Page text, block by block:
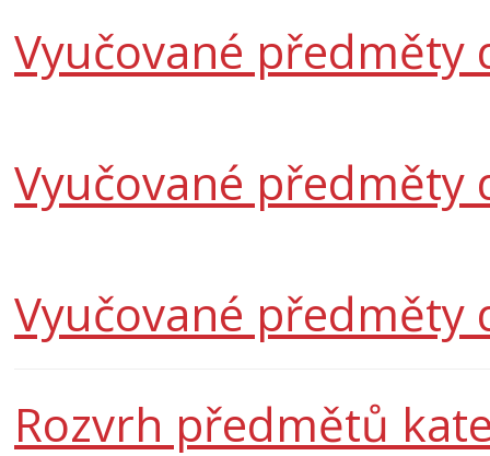
Vyučované předměty
Vyučované předměty
Vyučované předměty
Rozvrh předmětů